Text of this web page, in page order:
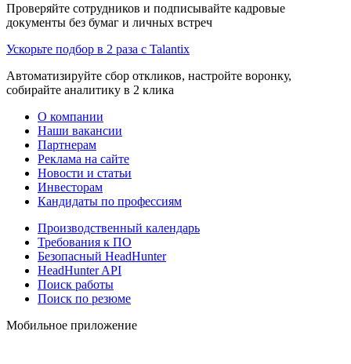
Проверяйте сотрудников и подписывайте кадровые
документы без бумаг и личных встреч
Ускорьте подбор в 2 раза с Talantix
Автоматизируйте сбор откликов, настройте воронку,
собирайте аналитику в 2 клика
О компании
Наши вакансии
Партнерам
Реклама на сайте
Новости и статьи
Инвесторам
Кандидаты по профессиям
Производственный календарь
Требования к ПО
Безопасный HeadHunter
HeadHunter API
Поиск работы
Поиск по резюме
Мобильное приложение